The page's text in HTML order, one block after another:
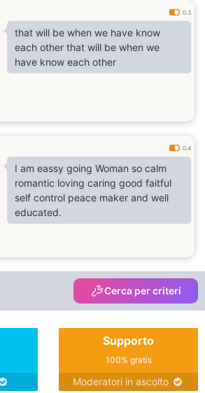
0.3
that will be when we have know
each other that will be when we
have know each other
0.4
I am eassy going Woman so calm
romantic loving caring good faitful
self control peace maker and well
educated.
Cerca per criteri
Supporto
100% gratis
Moderatori in ascolto